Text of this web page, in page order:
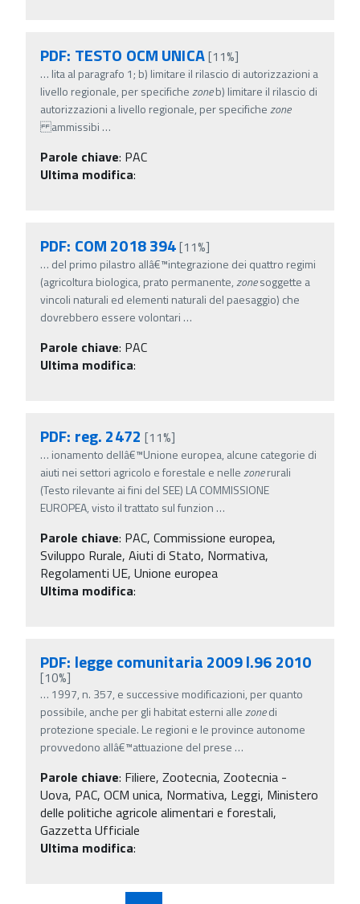
PDF: TESTO OCM UNICA[11%]
… lita al paragrafo 1; b) limitare il rilascio di autorizzazioni a
livello regionale, per specifichezoneb) limitare il rilascio di
autorizzazioni a livello regionale, per specifichezone
ammissibi …
Parole chiave: PAC
Ultima modifica:
PDF: COM 2018 394[11%]
… del primo pilastro allâ€™integrazione dei quattro regimi
(agricoltura biologica, prato permanente,zonesoggette a
vincoli naturali ed elementi naturali del paesaggio) che
dovrebbero essere volontari …
Parole chiave: PAC
Ultima modifica:
PDF: reg. 2472 [11%]
… ionamento dellâ€™Unione europea, alcune categorie di
aiuti nei settori agricolo e forestale e nellezonerurali
(Testo rilevante ai fini del SEE) LA COMMISSIONE
EUROPEA, visto il trattato sul funzion …
Parole chiave: PAC, Commissione europea,
Sviluppo Rurale, Aiuti di Stato, Normativa,
Regolamenti UE, Unione europea
Ultima modifica:
PDF: legge comunitaria 2009 l.96 2010
[10%]
… 1997, n. 357, e successive modificazioni, per quanto
possibile, anche per gli habitat esterni allezonedi
protezione speciale. Le regioni e le province autonome
provvedono allâ€™attuazione del prese …
Parole chiave: Filiere, Zootecnia, Zootecnia -
Uova, PAC, OCM unica, Normativa, Leggi, Ministero
delle politiche agricole alimentari e forestali,
Gazzetta Ufficiale
Ultima modifica: